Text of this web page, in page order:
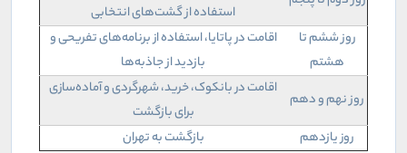
استفاده از گشت‌های انتخابی
روز ششم تا
هشتم
اقامت در پاتایا، استفاده از برنامه‌های تفریحی و
بازدید از جاذبه‌ها
روز نهم و دهم
اقامت در بانکوک، خرید، شهرگردی و آماده‌سازی
برای بازگشت
روز یازدهم
بازگشت به تهران